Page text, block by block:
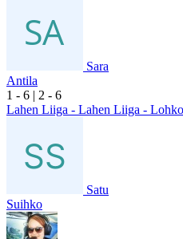
Sara
Antila
1 - 6 | 2 - 6
Lahen Liiga - Lahen Liiga -
Satu
Suihko